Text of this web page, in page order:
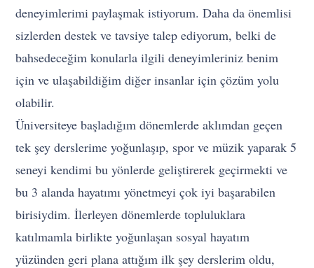
deneyimlerimi paylaşmak istiyorum. Daha da önemlisi
sizlerden destek ve tavsiye talep ediyorum, belki de
bahsedeceğim konularla ilgili deneyimleriniz benim
için ve ulaşabildiğim diğer insanlar için çözüm yolu
olabilir.
Üniversiteye başladığım dönemlerde aklımdan geçen
tek şey derslerime yoğunlaşıp, spor ve müzik yaparak 5
seneyi kendimi bu yönlerde geliştirerek geçirmekti ve
bu 3 alanda hayatımı yönetmeyi çok iyi başarabilen
birisiydim. İlerleyen dönemlerde topluluklara
katılmamla birlikte yoğunlaşan sosyal hayatım
yüzünden geri plana attığım ilk şey derslerim oldu,